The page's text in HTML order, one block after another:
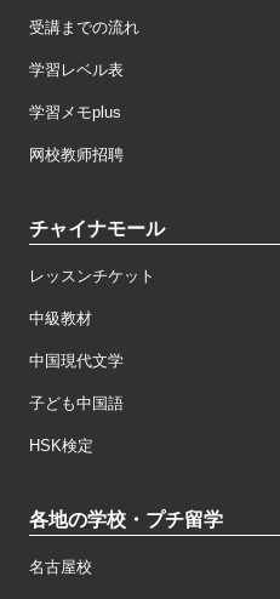
受講までの流れ
学習レベル表
学習メモplus
网校教师招聘
チャイナモール
レッスンチケット
中級教材
中国現代文学
子ども中国語
HSK検定
各地の学校・プチ留学
名古屋校